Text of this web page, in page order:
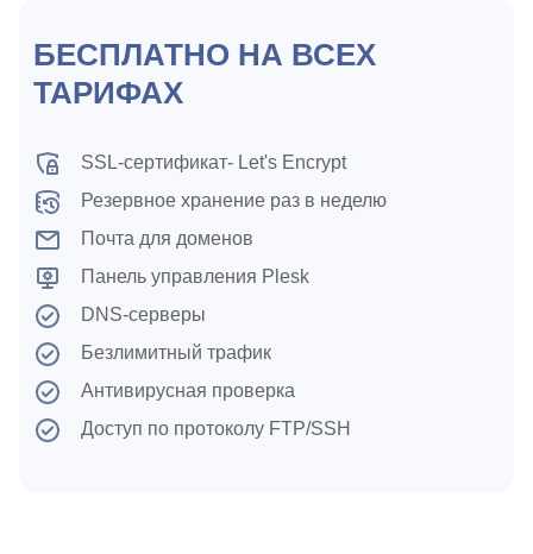
БЕСПЛАТНО НА ВСЕХ
ТАРИФАХ
SSL-⁠сертификат- Let's Encrypt
Резервное хранение раз в неделю
Почта для доменов
Панель управления Plesk
DNS-серверы
Безлимитный трафик
Антивирусная проверка
Доступ по протоколу FTP/SSH